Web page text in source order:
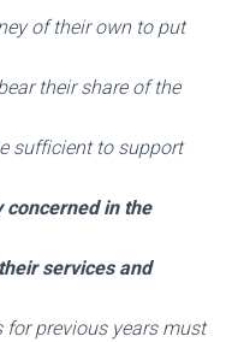
of their own to put
their share of the
sufficient to support
concerned in the
services and
previous years must